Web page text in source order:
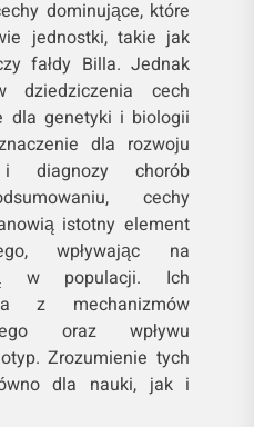
dominujące, które
jednostki, takie jak
fałdy Billa. Jednak
dziedziczenia cech
dla genetyki i biologii
dla rozwoju
i diagnozy chorób
cechy
istotny element
wpływając na
w populacji. Ich
z mechanizmów
oraz wpływu
Zrozumienie tych
dla nauki, jak i